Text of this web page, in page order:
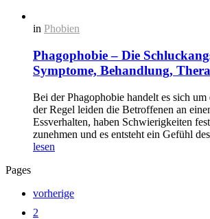
in Phobien
Phagophobie – Die
Symptome, Behandlung,
Bei der Phagophobie handelt es sich
der Regel leiden die Betroffenen an
Essverhalten, haben Schwierigkeiten
zunehmen und es entsteht ein Gefühl
lesen
Pages
vorherige
2